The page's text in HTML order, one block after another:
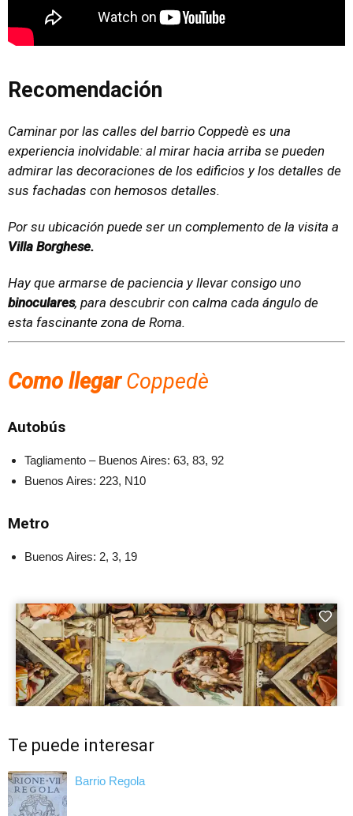
Recomendación
Caminar por las calles del barrio Coppedè es una
experiencia inolvidable: al mirar hacia arriba se pueden
admirar las decoraciones de los edificios y los detalles de
sus fachadas con hemosos detalles.
Por su ubicación puede ser un complemento de la visita a
Villa Borghese.
Hay que armarse de paciencia y llevar consigo uno
binoculares, para descubrir con calma cada ángulo de
esta fascinante zona de Roma.
Como llegarCoppedè
Autobús
Tagliamento – Buenos Aires: 63, 83, 92
Buenos Aires: 223, N10
Metro
Buenos Aires: 2, 3, 19
Te puede interesar
Barrio Regola